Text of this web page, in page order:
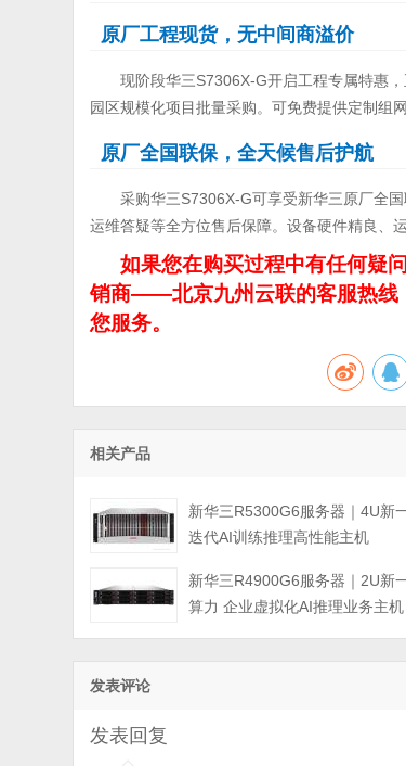
原厂工程现货，无中间商溢价
现阶段华三S7306X-G开启工程专属特惠
园区规模化项目批量采购。可免费提供定制组
原厂全国联保，全天候售后护航
采购华三S7306X-G可享受新华三原厂全
运维答疑等全方位售后保障。设备硬件精良、
如果您在购买过程中有任何疑
销商——北京九州云联的客服热线
您服务。
相关产品
新华三R5300G6服务器｜4U新
迭代AI训练推理高性能主机
新华三R4900G6服务器｜2U新
算力 企业虚拟化AI推理业务主机
发表评论
发表回复